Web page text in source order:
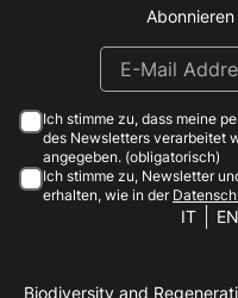
Ich stimme zu, dass meine
des Newsletters verarbeitet
angegeben. (obligatorisch)
Ich stimme zu, Newsletter
erhalten, wie in der
IT EN
Biodiversity and